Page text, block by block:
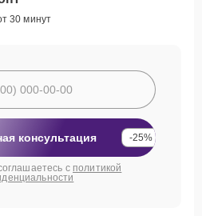
30 минут
консультация -25%
с политикой